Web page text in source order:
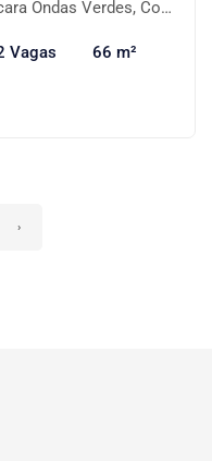
Verdes, Cotia-SP
Vagas 66 m²
›